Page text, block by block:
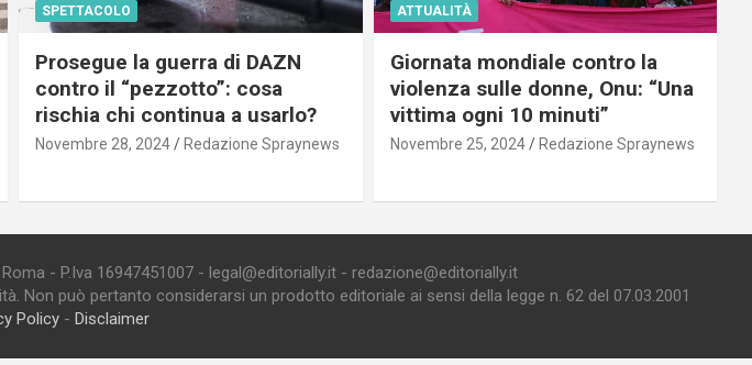
SPETTACOLO
Prosegue la guerra di DAZN
contro il “pezzotto”: cosa
rischia chi continua a usarlo?
Novembre 28, 2024 Redazione Spraynews
ATTUALITÀ
Giornata mondiale contro la
violenza sulle donne, Onu: “Una
vittima ogni 10 minuti”
Novembre 25, 2024 Redazione Spraynews
- P.Iva 16947451007 - legal@editorially.it - redazione@editorially.it
Non può pertanto considerarsi un prodotto editoriale ai sensi della legge n. 62 del 07.03.2001
Policy- Disclaimer